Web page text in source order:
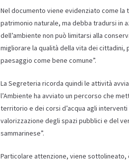
Nel documento viene evidenziato come
patrimonio naturale, ma debba tradursi in
dell’ambiente non può limitarsi alla
migliorare la qualità della vita dei
paesaggio come bene comune”.
La Segreteria ricorda quindi le attività
l’Ambiente ha avviato un percorso che
territorio e dei corsi d’acqua agli
valorizzazione degli spazi pubblici e del
sammarinese”.
Particolare attenzione, viene sottolineato,